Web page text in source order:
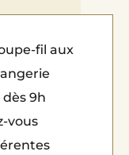
fil aux
dès 9h
vous